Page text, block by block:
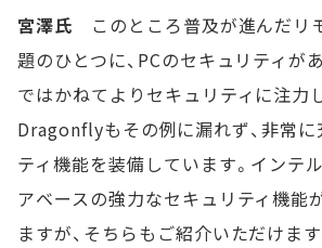
宮澤氏 このところ普及が進んだリ
題のひとつに、PCのセキュリティが
ではかねてよりセキュリティに注力
Dragonflyもその例に漏れず、非常
ティ機能を装備しています。インテ
アベースの強力なセキュリティ機能
ますが、そちらもご紹介いただけます